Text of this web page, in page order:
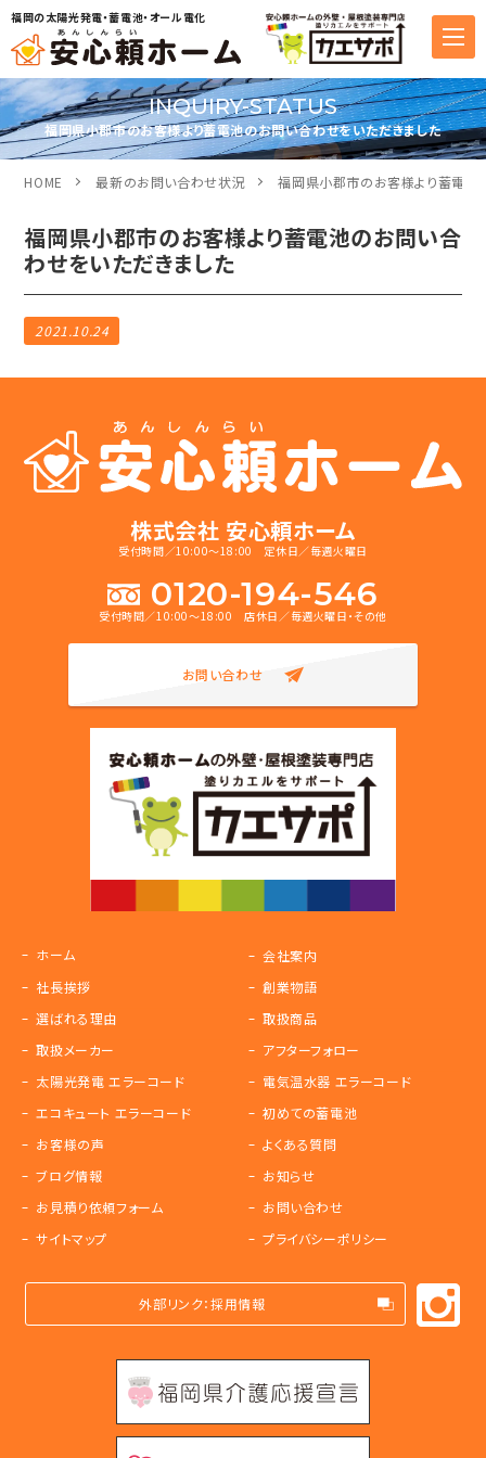
福岡の太陽光発電・蓄電池・オール電化
INQUIRY-STATUS
福岡県小郡市のお客様より蓄電池のお問い合わせをいただきました
HOME 最新のお問い合わせ状況 福岡県小郡市のお客様より蓄電池
福岡県小郡市のお客様より蓄電池のお問い合
わせをいただきました
2021.10.24
株式会社 安心頼ホーム
受付時間／10:00～18:00 定休日／毎週火曜日
0120-194-546
受付時間／10:00～18:00 店休日／毎週火曜日・その他
お問い合わせ
ホーム
会社案内
社長挨拶
創業物語
選ばれる理由
取扱商品
取扱メーカー
アフターフォロー
太陽光発電 エラーコード
電気温水器 エラーコード
エコキュート エラーコード
初めての蓄電池
お客様の声
よくある質問
ブログ情報
お知らせ
お見積り依頼フォーム
お問い合わせ
サイトマップ
プライバシーポリシー
外部リンク：採用情報